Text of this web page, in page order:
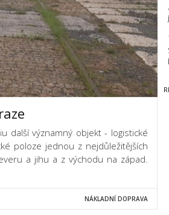
další významný objekt - logistické
poloze jednou z nejdůležitějších
a jihu a z východu na západ.
NÁKLADNÍ DOPRAVA